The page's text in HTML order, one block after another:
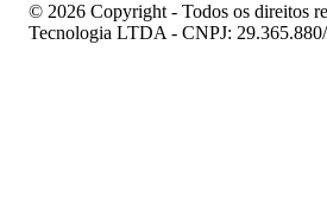
© 2026 Copyright - Todos os direitos
Tecnologia LTDA - CNPJ: